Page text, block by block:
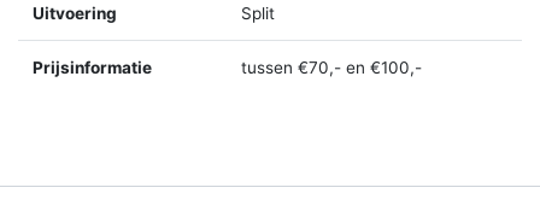
Uitvoering Split
Prijsinformatie tussen €70,- en €100,-